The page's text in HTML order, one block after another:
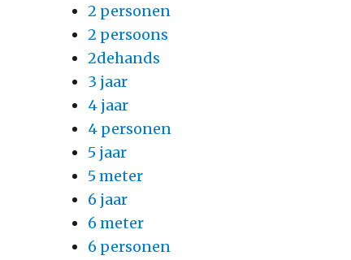
2 personen
2 persoons
2dehands
3 jaar
4 jaar
4 personen
5 jaar
5 meter
6 jaar
6 meter
6 personen